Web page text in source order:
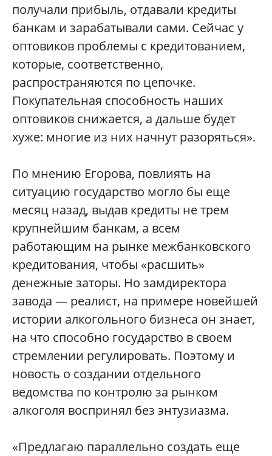
получали прибыль, отдавали кредиты
банкам и зарабатывали сами. Сейчас у
оптовиков проблемы с кредитованием,
которые, соответственно,
распространяются по цепочке.
Покупательная способность наших
оптовиков снижается, а дальше будет
хуже: многие из них начнут разоряться».
По мнению Егорова, повлиять на
ситуацию государство могло бы еще
месяц назад, выдав кредиты не трем
крупнейшим банкам, а всем
работающим на рынке межбанковского
кредитования, чтобы «расшить»
денежные заторы. Но замдиректора
завода — реалист, на примере новейшей
истории алкогольного бизнеса он знает,
на что способно государство в своем
стремлении регулировать. Поэтому и
новость о создании отдельного
ведомства по контролю за рынком
алкоголя воспринял без энтузиазма.
«Предлагаю параллельно создать еще